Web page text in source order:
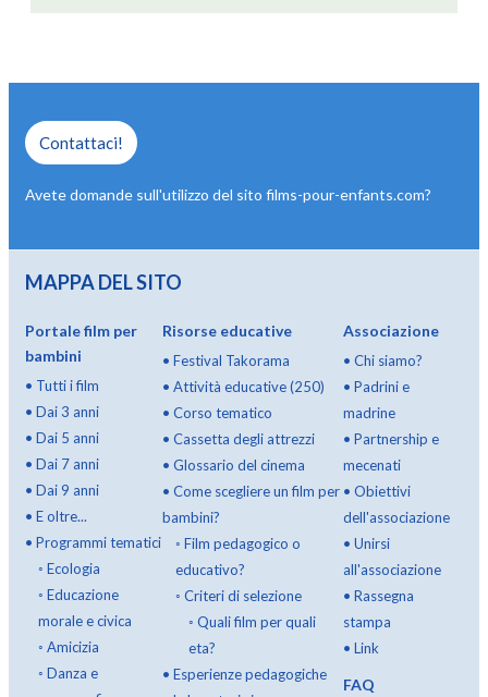
Contattaci!
Avete domande sull'utilizzo del sito films-pour-enfants.com?
MAPPA DEL SITO
Portale film per
bambini
• Tutti i film
• Dai 3 anni
• Dai 5 anni
• Dai 7 anni
• Dai 9 anni
• E oltre...
• Programmi tematici
◦ Ecologia
◦ Educazione
morale e civica
◦ Amicizia
◦ Danza e
Risorse educative
• Festival Takorama
• Attività educative (250)
• Corso tematico
• Cassetta degli attrezzi
• Glossario del cinema
• Come scegliere un film per
bambini?
◦ Film pedagogico o
educativo?
◦ Criteri di selezione
◦ Quali film per quali
eta?
• Esperienze pedagogiche
Associazione
•Chi siamo?
•Padrini e
madrine
•Partnership e
mecenati
•Obiettivi
dell'associazione
•Unirsi
all'associazione
•Rassegna
stampa
•Link
FAQ